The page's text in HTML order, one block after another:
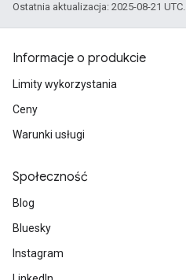
Ostatnia aktualizacja: 2025-08-21 UTC.
Informacje o produkcie
Limity wykorzystania
Ceny
Warunki usługi
Społeczność
Blog
Bluesky
Instagram